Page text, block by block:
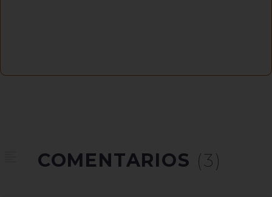
COMENTARIOS (3)